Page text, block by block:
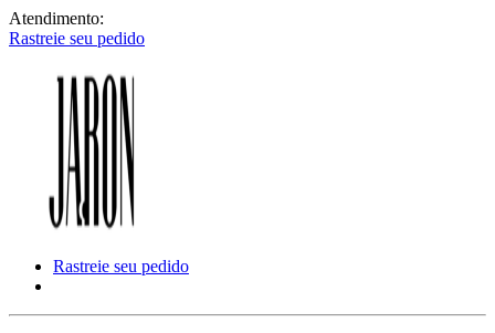
Atendimento:
Rastreie seu pedido
Rastreie seu pedido